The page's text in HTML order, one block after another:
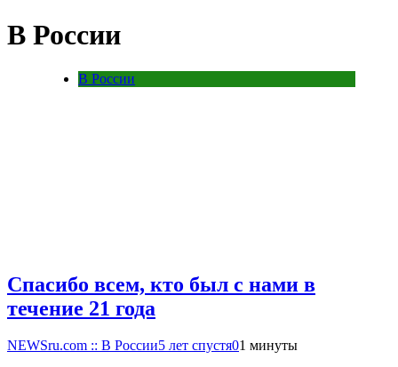
В России
В России
Спасибо всем, кто был с нами в
течение 21 года
NEWSru.com :: В России5 лет спустя01 минуты